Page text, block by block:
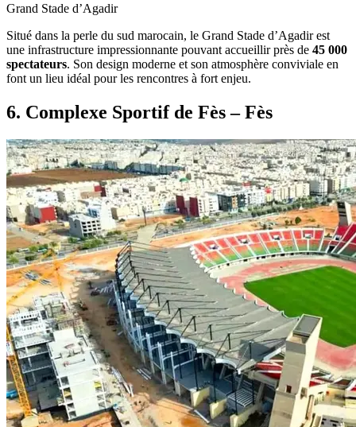
Grand Stade d’Agadir
Situé dans la perle du sud marocain, le Grand Stade d’Agadir est
une infrastructure impressionnante pouvant accueillir près de 45 000
spectateurs. Son design moderne et son atmosphère conviviale en
font un lieu idéal pour les rencontres à fort enjeu.
6. Complexe Sportif de Fès – Fès